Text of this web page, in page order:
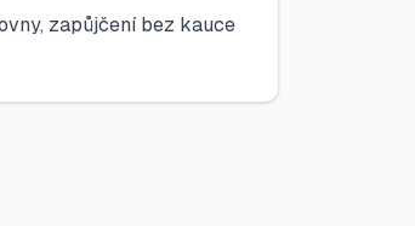
zapůjčení bez kauce